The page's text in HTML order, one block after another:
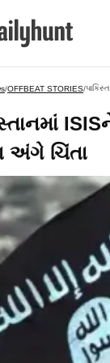
/OFFBEAT STORIES/
અંગે ચિંતા